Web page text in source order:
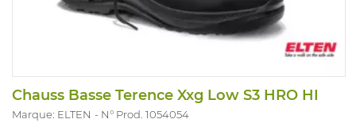
Chauss Basse Terence Xxg Low S3 HRO HI
Marque: ELTEN N° Prod. 1054054